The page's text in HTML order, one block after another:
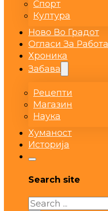
Спорт
Култура
Ново Во Градот
Огласи За Работа
Хроника
Забава
Рецепти
Магазин
Наука
Хуманост
Историја
Search site
Search